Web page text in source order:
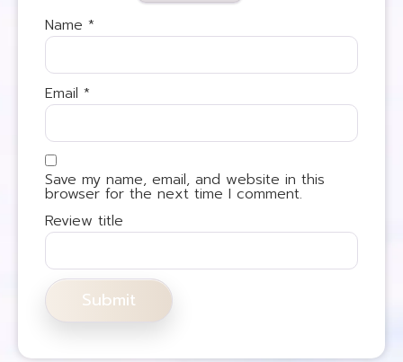
Name *
Email *
Save my name, email, and website in this
browser for the next time I comment.
Review title